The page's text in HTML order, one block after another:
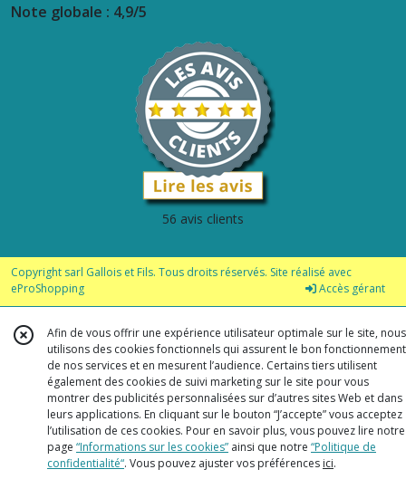
Note globale : 4,9/5
56 avis clients
Copyright sarl Gallois et Fils. Tous droits réservés. Site réalisé avec
eProShopping
Accès gérant
Afin de vous offrir une expérience utilisateur optimale sur le site, nous
utilisons des cookies fonctionnels qui assurent le bon fonctionnement
de nos services et en mesurent l’audience. Certains tiers utilisent
également des cookies de suivi marketing sur le site pour vous
montrer des publicités personnalisées sur d’autres sites Web et dans
leurs applications. En cliquant sur le bouton “J’accepte” vous acceptez
l’utilisation de ces cookies. Pour en savoir plus, vous pouvez lire notre
page “Informations sur les cookies” ainsi que notre “Politique de
confidentialité“. Vous pouvez ajuster vos préférences ici.